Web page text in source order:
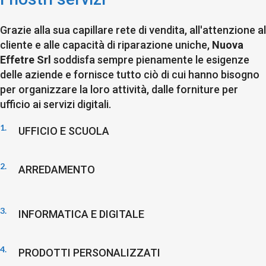
Grazie alla sua capillare rete divendita, all'attenzione al
cliente e alle capacità di riparazione uniche, Nuova
Effetre Srl soddisfa sempre pienamente le esigenze
delle aziende e fornisce tutto ciò di cui hanno bisogno
per organizzare la loro attività, dalle forniture per
ufficio aiservizi digitali.
1. UFFICIO E SCUOLA
2. ARREDAMENTO
3. INFORMATICA E DIGITALE
4. PRODOTTI PERSONALIZZATI